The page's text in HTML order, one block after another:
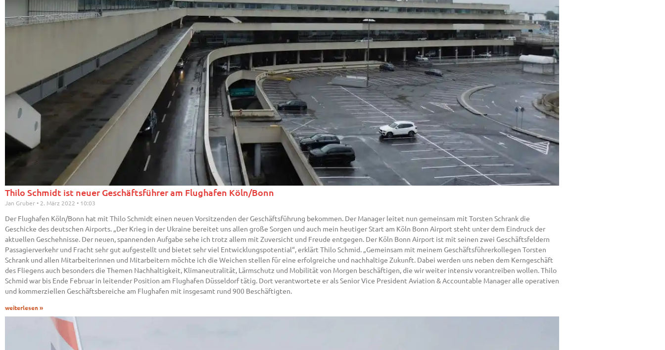
Thilo Schmidt ist neuer Geschäftsführer am Flughafen Köln/Bonn
Jan Gruber 2. März 2022 10:03
Der Flughafen Köln/Bonn hat mit Thilo Schmidt einen neuen Vorsitzenden der Geschäftsführung bekommen. Der Manager leitet nun gemeinsam mit Torsten Schrank die
Geschicke des deutschen Airports. „Der Krieg in der Ukraine bereitet uns allen große Sorgen und auch mein heutiger Start am Köln Bonn Airport steht unter dem Eindruck der
aktuellen Geschehnisse. Der neuen, spannenden Aufgabe sehe ich trotz allem mit Zuversicht und Freude entgegen. Der Köln Bonn Airport ist mit seinen zwei Geschäftsfeldern
Passagierverkehr und Fracht sehr gut aufgestellt und bietet sehr viel Entwicklungspotential“, erklärt Thilo Schmid. „Gemeinsam mit meinem Geschäftsführerkollegen Torsten
Schrank und allen Mitarbeiterinnen und Mitarbeitern möchte ich die Weichen stellen für eine erfolgreiche und nachhaltige Zukunft. Dabei werden uns neben dem Kerngeschäft
des Fliegens auch besonders die Themen Nachhaltigkeit, Klimaneutralität, Lärmschutz und Mobilität von Morgen beschäftigen, die wir weiter intensiv vorantreiben wollen. Thilo
Schmid war bis Ende Februar in leitender Position am Flughafen Düsseldorf tätig. Dort verantwortete er als Senior Vice President Aviation & Accountable Manager alle operativen
und kommerziellen Geschäftsbereiche am Flughafen mit insgesamt rund 900 Beschäftigten.
weiterlesen »